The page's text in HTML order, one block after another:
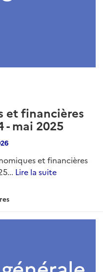
et financières
- mai 2025
et financières
Lire la suite